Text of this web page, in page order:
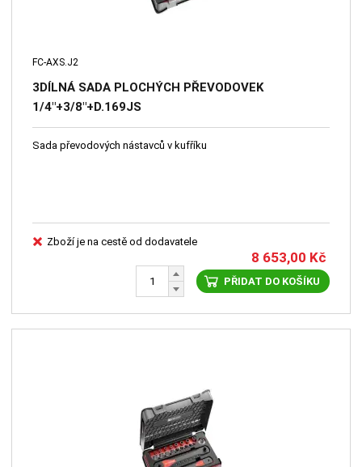
FC-AXS.J2
3DÍLNÁ SADA PLOCHÝCH PŘEVODOVEK
1/4"+3/8"+D.169JS
Sada převodových nástavců v kufříku
Zboží je na cestě od dodavatele
8 653,00 Kč
PŘIDAT DO KOŠÍKU